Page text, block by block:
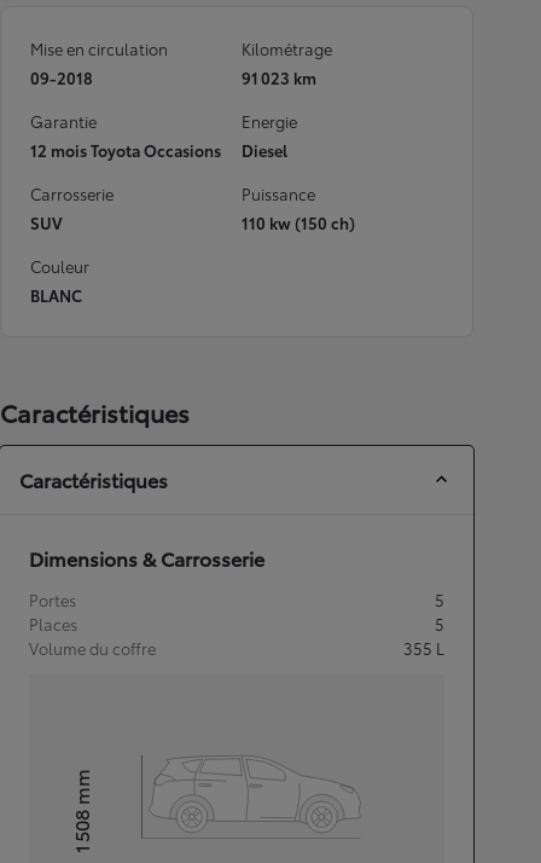
Mise en circulation
09-2018
Kilométrage
91 023 km
Garantie
12 mois Toyota Occasions
Energie
Diesel
Carrosserie
SUV
Puissance
110 kw (150 ch)
Couleur
BLANC
Caractéristiques
Caractéristiques
Dimensions & Carrosserie
Portes
5
Places
5
Volume du coffre
355 L
Hauteur1 508
mm